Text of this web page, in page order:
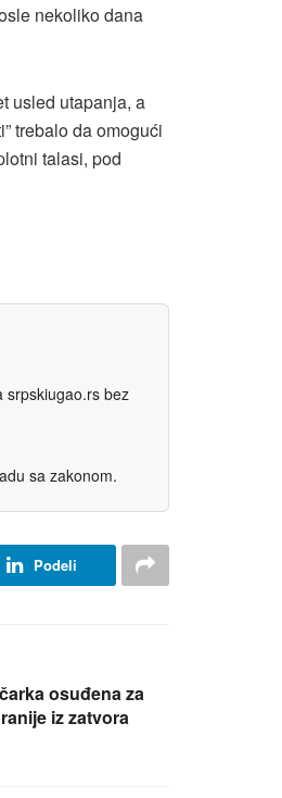
nekoliko dana
usled utapanja, a
trebalo da omogući
talasi, pod
srpskiugao.rs bez
sa zakonom.
Podeli
osuđena za
iz zatvora